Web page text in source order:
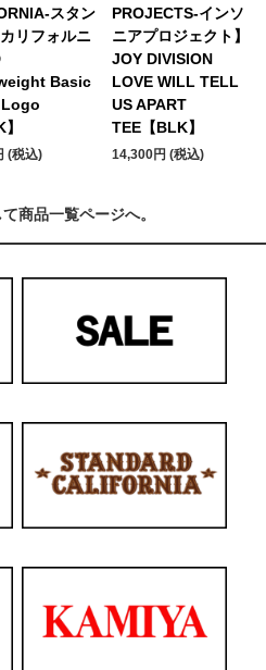
スタン
リフォルニ
Basic
(税込)
PROJECTS-インソ
ニアプロジェクト】
JOY DIVISION
LOVE WILL TELL
US APART
TEE【BLK】
14,300円 (税込)
商品一覧ページへ。